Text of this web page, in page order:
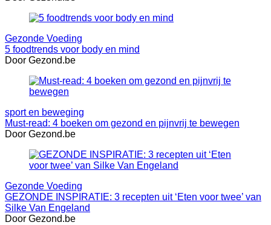
Gezonde Voeding
5 foodtrends voor body en mind
Door Gezond.be
sport en beweging
Must-read: 4 boeken om gezond en pijnvrij te bewegen
Door Gezond.be
Gezonde Voeding
GEZONDE INSPIRATIE: 3 recepten uit ‘Eten voor twee’ van
Silke Van Engeland
Door Gezond.be